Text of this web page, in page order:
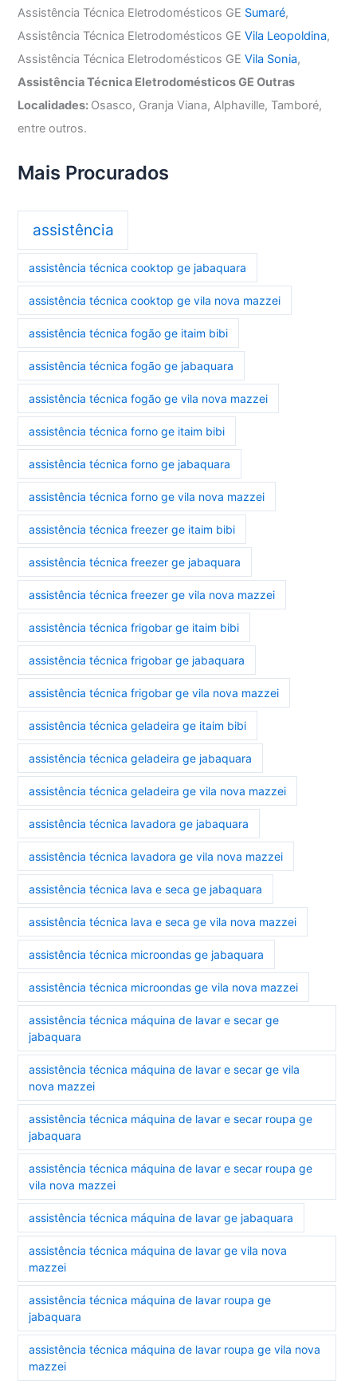
Assistência Técnica Eletrodomésticos GE Sumaré,
Assistência Técnica Eletrodomésticos GEVila Leopoldina,
Assistência Técnica Eletrodomésticos GEVila Sonia,
Assistência Técnica Eletrodomésticos GE Outras
Localidades: Osasco, Granja Viana, Alphaville, Tamboré,
entre outros.
Mais Procurados
assistência
assistência técnica cooktop ge jabaquara
assistência técnica cooktop ge vila nova mazzei
assistência técnica fogão ge itaim bibi
assistência técnica fogão ge jabaquara
assistência técnica fogão ge vila nova mazzei
assistência técnica forno ge itaim bibi
assistência técnica forno ge jabaquara
assistência técnica forno ge vila nova mazzei
assistência técnica freezer ge itaim bibi
assistência técnica freezer ge jabaquara
assistência técnica freezer ge vila nova mazzei
assistência técnica frigobar ge itaim bibi
assistência técnica frigobar ge jabaquara
assistência técnica frigobar ge vila nova mazzei
assistência técnica geladeira ge itaim bibi
assistência técnica geladeira ge jabaquara
assistência técnica geladeira ge vila nova mazzei
assistência técnica lavadora ge jabaquara
assistência técnica lavadora ge vila nova mazzei
assistência técnica lava e seca ge jabaquara
assistência técnica lava e seca ge vila nova mazzei
assistência técnica microondas ge jabaquara
assistência técnica microondas ge vila nova mazzei
assistência técnica máquina de lavar e secar ge
jabaquara
assistência técnica máquina de lavar e secar ge vila
nova mazzei
assistência técnica máquina de lavar e secar roupa ge
jabaquara
assistência técnica máquina de lavar e secar roupa ge
vila nova mazzei
assistência técnica máquina de lavar ge jabaquara
assistência técnica máquina de lavar ge vila nova
mazzei
assistência técnica máquina de lavar roupa ge
jabaquara
assistência técnica máquina de lavar roupa ge vila nova
mazzei